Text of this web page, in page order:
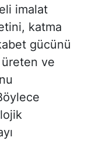
imalat
katma
gücünü
üreten ve